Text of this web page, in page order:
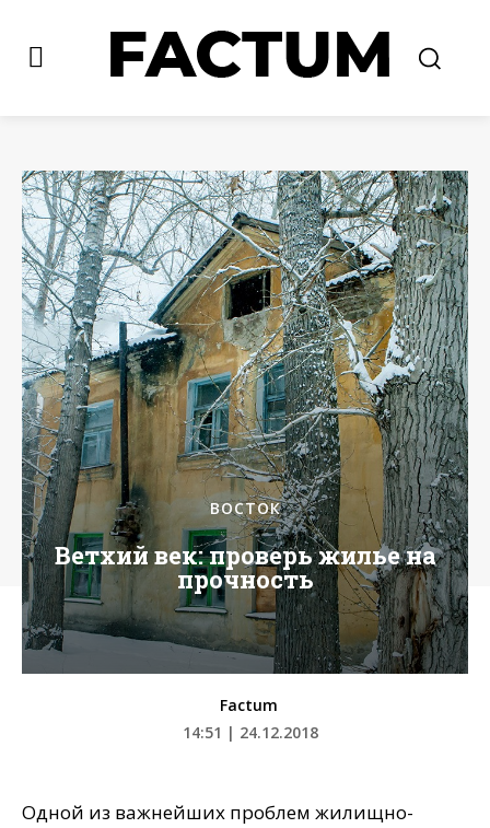
ВОСТОК
Ветхий век: проверь жилье на
прочность
Factum
14:51 | 24.12.2018
Одной из важнейших проблем жилищно-